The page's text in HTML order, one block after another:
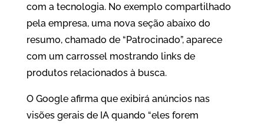
com a tecnologia. No exemplo compartilhado
pela empresa, uma nova seção abaixo do
resumo, chamado de “Patrocinado”, aparece
com um carrossel mostrando links de
produtos relacionados à busca.
O Google afirma que exibirá anúncios nas
visões gerais de IA quando “eles forem